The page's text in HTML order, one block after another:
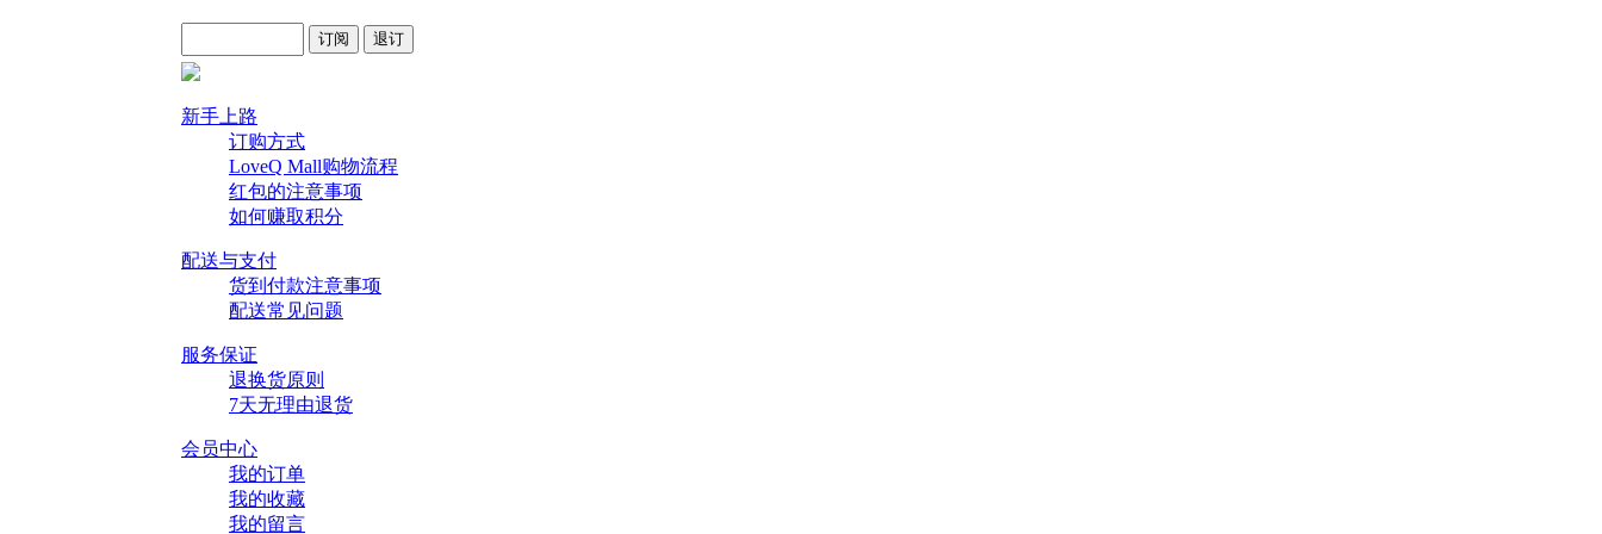
新手上路
订购方式
LoveQ Mall购物流程
红包的注意事项
如何赚取积分
配送与支付
货到付款注意事项
配送常见问题
服务保证
退换货原则
7天无理由退货
会员中心
我的订单
我的收藏
我的留言